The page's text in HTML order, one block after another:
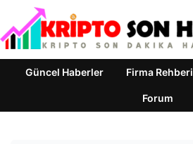
Güncel Haberler Firma Rehberi
Forum